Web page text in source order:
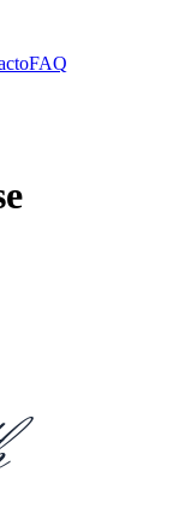
FAQ